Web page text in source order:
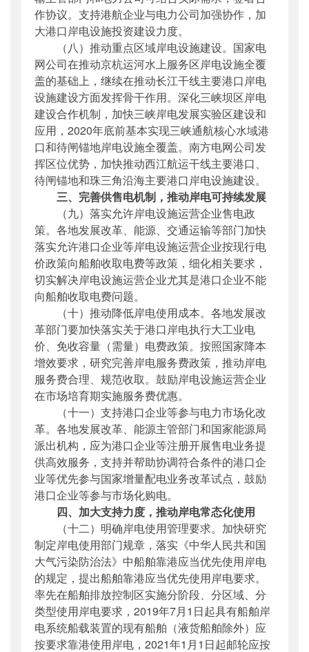
作协议。支持港航企业与电力公司加强协作，加
大港口岸电设施投资建设力度。
（八）推动重点区域岸电设施建设。国家电
网公司在推动京杭运河水上服务区岸电设施全覆
盖的基础上，继续在推动长江干线主要港口岸电
设施建设方面发挥骨干作用。深化三峡坝区岸电
建设合作机制，加快三峡岸电发展实验区建设和
应用，2020年底前基本实现三峡通航核心水域港
口和待闸锚地岸电设施全覆盖。南方电网公司发
挥区位优势，加快推动西江航运干线主要港口、
待闸锚地和珠三角沿海主要港口岸电设施建设。
三、完善供售电机制，推动岸电可持续发展
（九）落实允许岸电设施运营企业售电政
策。各地发展改革、能源、交通运输等部门加快
落实允许港口企业等岸电设施运营企业按现行电
价政策向船舶收取电费等政策，细化相关要求，
切实解决岸电设施运营企业尤其是港口企业不能
向船舶收取电费问题。
（十）推动降低岸电使用成本。各地发展改
革部门要加快落实关于港口岸电执行大工业电
价、免收容量（需量）电费政策。按照国家降本
增效要求，研究完善岸电服务费政策，推动岸电
服务费合理、规范收取。鼓励岸电设施运营企业
在市场培育期实施服务费优惠。
（十一）支持港口企业等参与电力市场化改
革。各地发展改革、能源主管部门和国家能源局
派出机构，应为港口企业等注册开展售电业务提
供高效服务，支持并帮助协调符合条件的港口企
业等优先参与国家增量配电业务改革试点，鼓励
港口企业等参与市场化购电。
四、加大支持力度，推动岸电常态化使用
（十二）明确岸电使用管理要求。加快研究
制定岸电使用部门规章，落实《中华人民共和国
大气污染防治法》中船舶靠港应当优先使用岸电
的规定，提出船舶靠港应当优先使用岸电要求。
率先在船舶排放控制区实施分阶段、分区域、分
类型使用岸电要求，2019年7月1日起具有船舶岸
电系统船载装置的现有船舶（液货船舶除外）应
按要求靠港使用岸电，2021年1月1日起邮轮应按